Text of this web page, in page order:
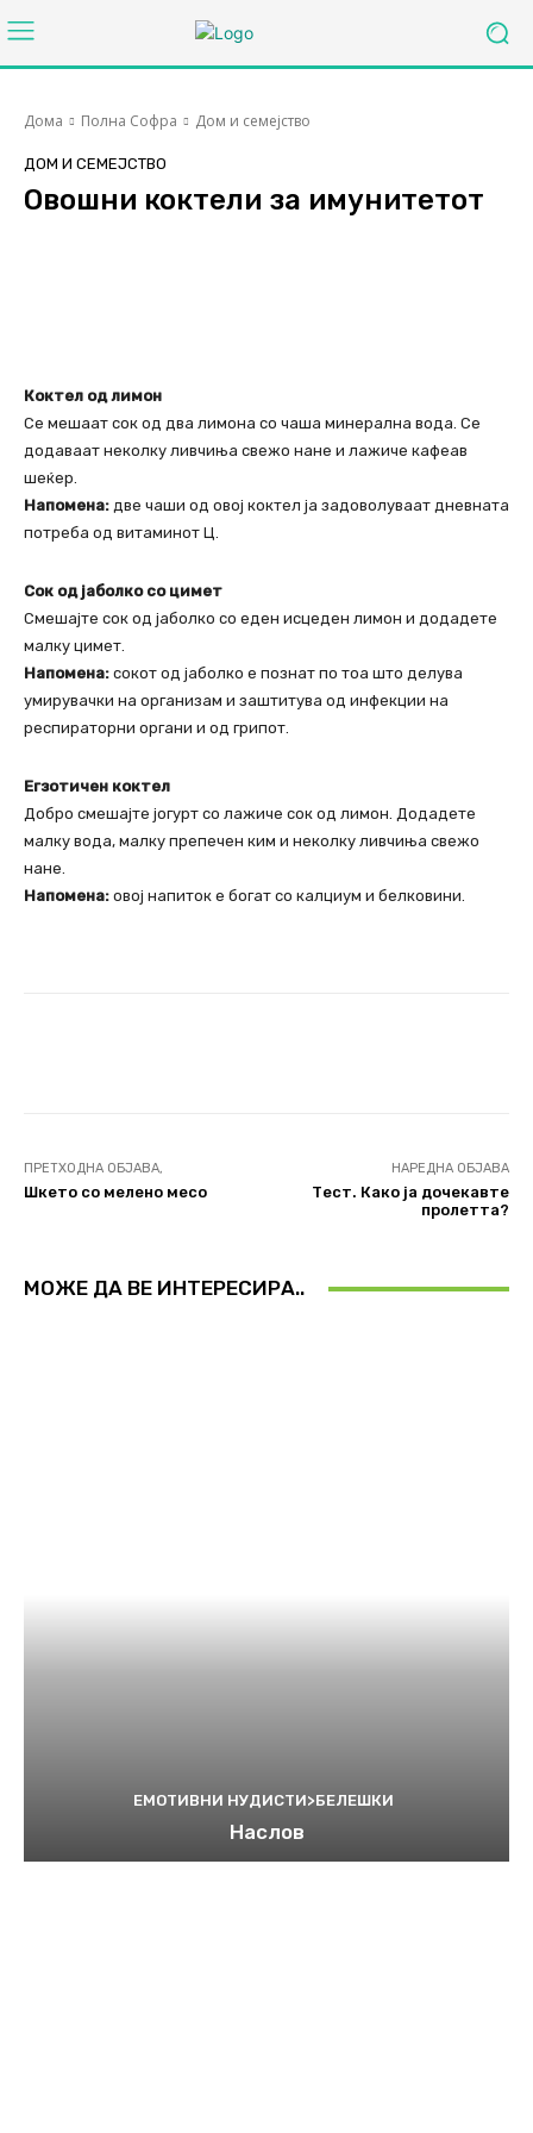
Дома Полна Софра Дом и семејство
ДОМ И СЕМЕЈСТВО
Овошни коктели за имунитетот
Коктел од лимон
Се мешаат сок од два лимона со чаша минерална вода. Се
додаваат неколку ливчиња свежо нане и лажиче кафеав
шеќер.
Напомена: две чаши од овој коктел ја задоволуваат дневната
потреба од витаминот Ц.
Сок од јаболко со цимет
Смешајте сок од јаболко со еден исцеден лимон и додадете
малку цимет.
Напомена: сокот од јаболко е познат по тоа што делува
умирувачки на организам и заштитува од инфекции на
респираторни органи и од грипот.
Егзотичен коктел
Добро смешајте јогурт со лажиче сок од лимон. Додадете
малку вода, малку препечен ким и неколку ливчиња свежо
нане.
Напомена: овој напиток е богат со калциум и белковини.
ПРЕТХОДНА ОБЈАВА,
Шкето со мелено месо
НАРЕДНА ОБЈАВА
Тест. Како ја дочекавте
пролетта?
МОЖЕ ДА ВЕ ИНТЕРЕСИРА..
ЕМОТИВНИ НУДИСТИ>БЕЛЕШКИ
Наслов